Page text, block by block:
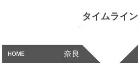
タイムライン
HOME 奈良